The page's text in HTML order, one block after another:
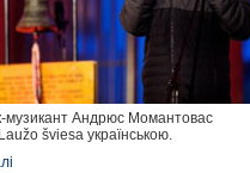
музикант Андрюс Момантовас
šviesa українською.